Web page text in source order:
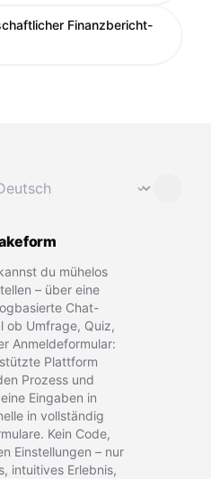
Finanzbericht-
⌄
du mühelos
– über eine
Chat-
ob Umfrage, Quiz,
Anmeldeformular:
Plattform
Prozess und
Eingaben in
in vollständig
Kein Code,
Einstellungen – nur
intuitives Erlebnis,